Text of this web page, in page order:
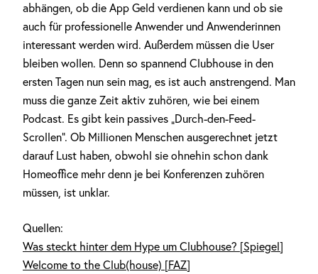
abhängen, ob die App Geld verdienen kann und ob sie
auch für professionelle Anwender und Anwenderinnen
interessant werden wird. Außerdem müssen die User
bleiben wollen. Denn so spannend Clubhouse in den
ersten Tagen nun sein mag, es ist auch anstrengend. Man
muss die ganze Zeit aktiv zuhören, wie bei einem
Podcast. Es gibt kein passives „Durch-den-Feed-
Scrollen“. Ob Millionen Menschen ausgerechnet jetzt
darauf Lust haben, obwohl sie ohnehin schon dank
Homeoffice mehr denn je bei Konferenzen zuhören
müssen, ist unklar.
Quellen:
Was steckt hinter dem Hype um Clubhouse? [Spiegel]
Welcome to the Club(house) [FAZ]